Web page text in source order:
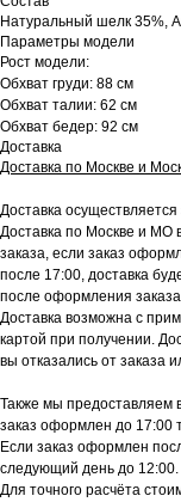
Натуральный шелк 35%,
Параметры модели
Рост модели:
Обхват груди: 88 см
Обхват талии: 62 см
Обхват бедер: 92 см
Доставка
Доставка по Москве и
Доставка
Доставка по Москве и
заказа, если заказ
после 17:00, доставка
после оформления
Доставка возможна с
картой при получении.
вы отказались от заказа
Также мы предоставляем
заказ оформлен до 17:00
Если заказ оформлен
следующий день до 12:00.
Для точного расчёта